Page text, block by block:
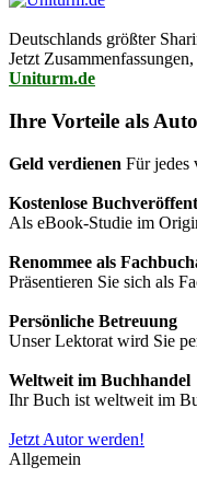
Deutschlands größter
Jetzt
Uniturm.de
Ihre Vorteile als
Geld verdienen Für jedes
Kostenlose
Als eBook-Studie im
Renommee als
Präsentieren Sie sich als
Persönliche Betreuung
Unser Lektorat wird Sie
Weltweit im Buchhandel
Ihr Buch ist weltweit im
Jetzt Autor werden!
Allgemein